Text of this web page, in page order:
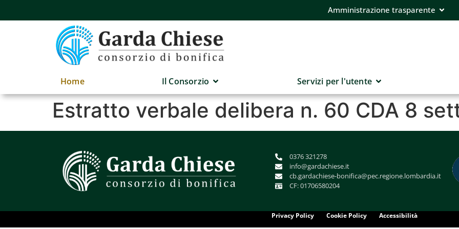
Amministrazione trasparente
Home Il Consorzio Servizi per l'utente
Estratto verbale delibera n. 60 CDA 8
0376 321278
info@gardachiese.it
cb.gardachiese-bonifica@pec.regione.lombardia.it
CF: 01706580204
Privacy Policy Cookie Policy Accessibilità